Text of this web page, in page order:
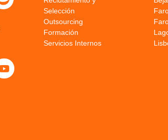
Selección
Outsourcing
Formación
Servicios Internos